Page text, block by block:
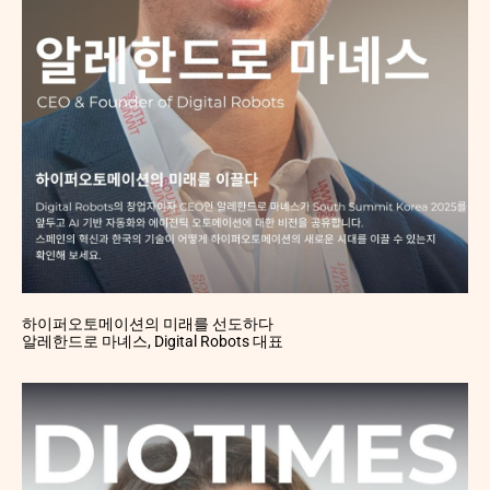
하이퍼오토메이션의 미래를 선도하다
알레한드로 마녜스, Digital Robots 대표